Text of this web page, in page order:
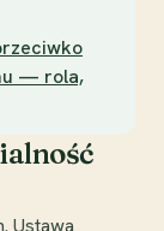
— rola,
Ustawa